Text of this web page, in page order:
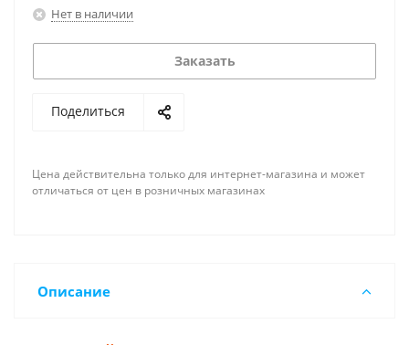
Нет в наличии
Заказать
Поделиться
Цена действительна только для интернет-магазина и может
отличаться от цен в розничных магазинах
Описание